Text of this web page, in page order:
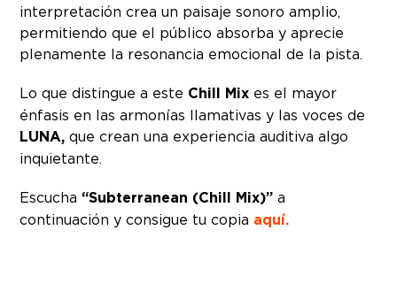
interpretación crea un paisaje sonoro amplio,
permitiendo que el público absorba y aprecie
plenamente la resonancia emocional de la pista.
Lo que distingue a este Chill Mix es el mayor
énfasis en las armonías llamativas y las voces de
LUNA, que crean una experiencia auditiva algo
inquietante.
Escucha “Subterranean (Chill Mix)” a
continuación y consigue tu copia aquí.